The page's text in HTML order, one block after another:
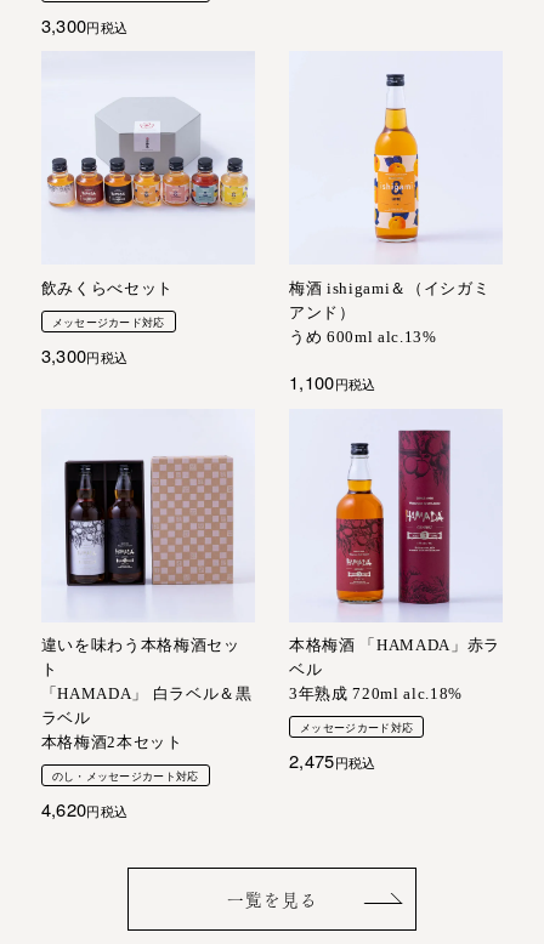
3,300 税込
飲みくらべセット
メッセージカード対応
3,300 税込
梅酒 ishigami＆（イシガミ
アンド）
うめ 600ml alc.13%
1,100 税込
違いを味わう本格梅酒セッ
ト
「HAMADA」 白ラベル＆黒
ラベル
本格梅酒2本セット
のし・メッセージカート対応
4,620 税込
本格梅酒 「HAMADA」赤ラ
ベル
3年熟成 720ml alc.18%
メッセージカード対応
2,475 税込
一覧を見る